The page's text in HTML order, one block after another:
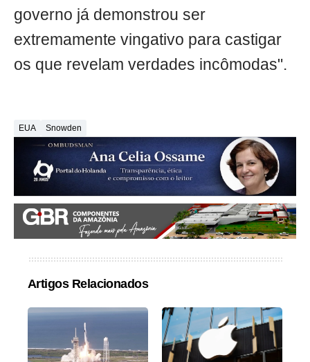
governo já demonstrou ser
extremamente vingativo para castigar
os que revelam verdades incômodas".
EUA Snowden
Artigos Relacionados